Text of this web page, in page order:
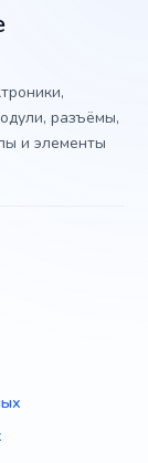
разъёмы,
и элементы